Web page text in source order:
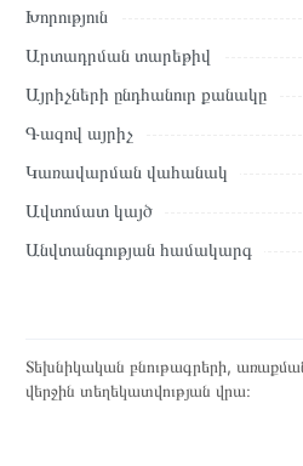
վերադարձը կատարվում է 14 օրվա
Խորություն
Արտադրման տարեթիվ
Այրիչների ընդհանուր քանակը
Գազով այրիչ
Կառավարման վահանակ
Ավտոմատ կայծ
Անվտանգության համակարգ
Տեխնիկական բնութագրերի,
վերջին տեղեկատվության վրա։